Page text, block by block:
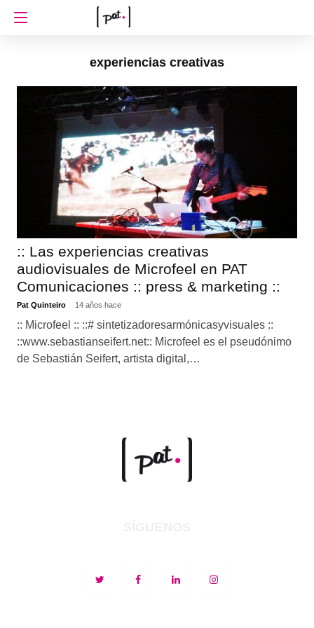
experiencias creativas
:: Las experiencias creativas
audiovisuales de Microfeel en PAT
Comunicaciones :: press & marketing ::
Pat Quinteiro 14 años hace
:: Microfeel :: ::# sintetizadoresarmónicasyvisuales ::
::www.sebastianseifert.net:: Microfeel es el pseudónimo
de Sebastián Seifert, artista digital,…